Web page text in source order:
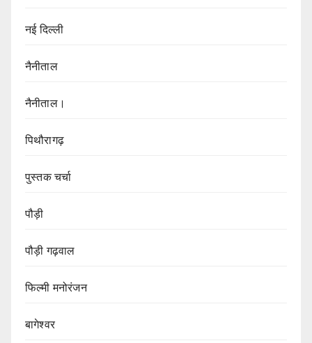
नई दिल्ली
नैनीताल
नैनीताल।
पिथौरागढ़
पुस्तक चर्चा
पौड़ी
पौड़ी गढ़वाल
फिल्मी मनोरंजन
बागेश्वर